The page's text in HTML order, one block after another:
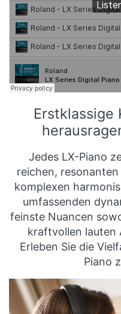
Erstklassige
Jedes LX-Piano
reichen,
komplexen
umfassenden
feinste Nuancen
kraftvollen lauten
Erleben Sie die
Piano